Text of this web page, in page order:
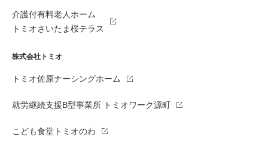
介護付有料老人ホーム
トミオさいたま桜テラス
株式会社トミオ
トミオ佐原ナーシングホーム
就労継続支援B型事業所 トミオワーク源町
こども食堂トミオのわ